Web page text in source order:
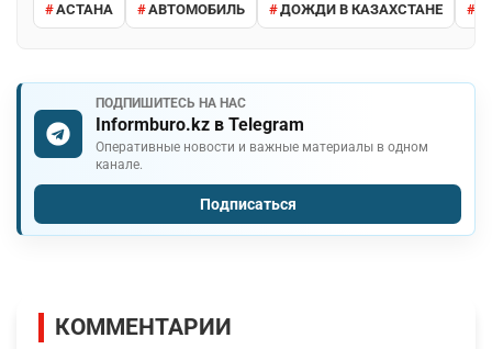
АСТАНА АВТОМОБИЛЬ ДОЖДИ В КАЗАХСТАНЕ
ПОДПИШИТЕСЬ НА НАС
Informburo.kz в Telegram
Оперативные новости и важные материалы в одном
канале.
Подписаться
КОММЕНТАРИИ